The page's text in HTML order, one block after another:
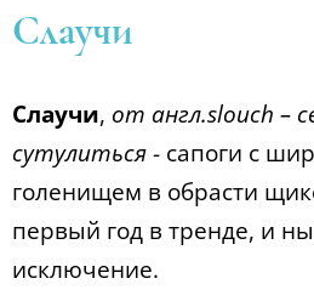
Слаучи
Слаучи, от англ.slouch –
сутулиться- сапоги с
голенищем в обрасти
первый год в тренде, и
исключение.